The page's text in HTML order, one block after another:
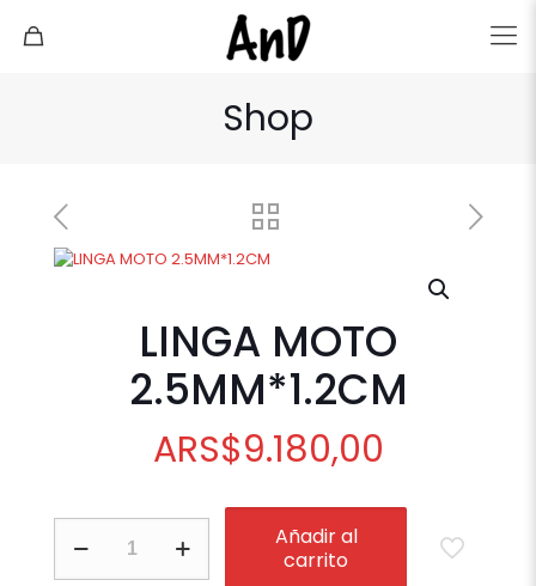
Shop
LINGA MOTO
2.5MM*1.2CM
ARS$9.180,00
MOTO
2.5MM*1.2CM
Añadir al
carrito